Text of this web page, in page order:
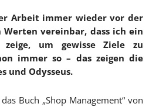
Arbeit immer wieder vor der
Werten vereinbar, dass ich ein
zeige, um gewisse Ziele zu
immer so – das zeigen die
und Odysseus.
Buch „Shop Management“ von